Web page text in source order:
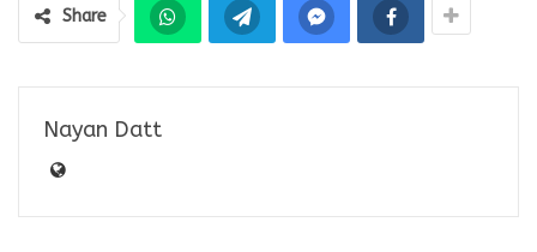
Share
Nayan Datt